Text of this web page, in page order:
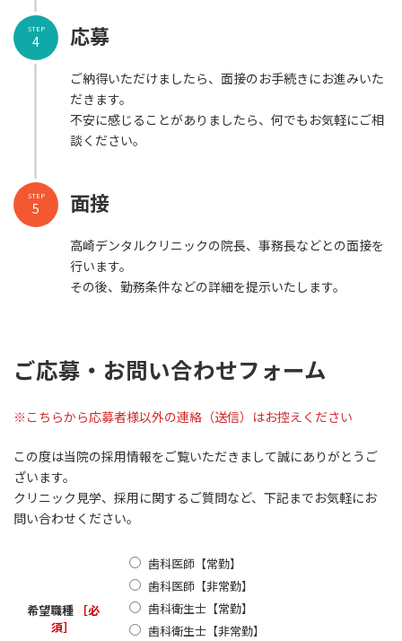
応募
ご納得いただけましたら、面接のお手続きにお進みいた
だきます。
不安に感じることがありましたら、何でもお気軽にご相
談ください。
STEP
4
面接
高崎デンタルクリニックの院長、事務長などとの面接を
行います。
その後、勤務条件などの詳細を提示いたします。
STEP
5
ご応募・お問い合わせフォーム
※こちらから応募者様以外の連絡（送信）はお控えください
この度は当院の採用情報をご覧いただきまして誠にありがとうご
ざいます。
クリニック見学、採用に関するご質問など、下記までお気軽にお
問い合わせください。
希望職種
［必
須］
歯科医師【常勤】
歯科医師【非常勤】
歯科衛生士【常勤】
歯科衛生士【非常勤】